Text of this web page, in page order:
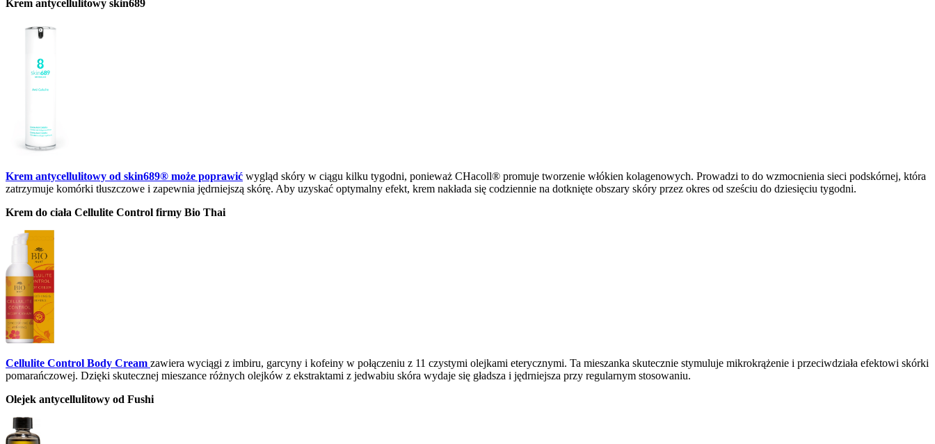
Krem antycellulitowy skin689
Krem antycellulitowy od skin689® może poprawić wygląd skóry w ciągu kilku tygodni, ponieważ CHacoll® promuje tworzenie włókien kolagenowych. Prowadzi to do wzmocnienia sieci podskórnej, która
zatrzymuje komórki tłuszczowe i zapewnia jędrniejszą skórę. Aby uzyskać optymalny efekt, krem nakłada się codziennie na dotknięte obszary skóry przez okres od sześciu do dziesięciu tygodni.
Krem do ciała Cellulite Control firmy Bio Thai
Cellulite Control Body Cream zawiera wyciągi z imbiru, garcyny i kofeiny w połączeniu z 11 czystymi olejkami eterycznymi. Ta mieszanka skutecznie stymuluje mikrokrążenie i przeciwdziała efektowi skórki
pomarańczowej. Dzięki skutecznej mieszance różnych olejków z ekstraktami z jedwabiu skóra wydaje się gładsza i jędrniejsza przy regularnym stosowaniu.
Olejek antycellulitowy od Fushi